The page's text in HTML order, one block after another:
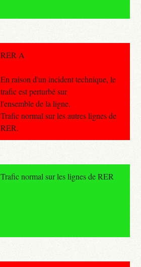
RER A
En raison d'un incident technique, le
trafic est perturbé sur
l'ensemble de la ligne.
Trafic normal sur les autres lignes de
RER.
Trafic normal sur les lignes de RER